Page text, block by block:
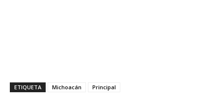
ETIQUETA Michoacán Principal